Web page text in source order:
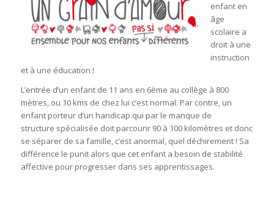
enfant en
âge
scolaire a
droit à une
instruction
et à une éducation !
L’entrée d’un enfant de 11 ans en 6ème au collège à 800
mètres, ou 10 kms de chez lui c’est normal. Par contre, un
enfant porteur d’un handicap qui par le manque de
structure spécialisée doit parcourir 90 à 100 kilomètres et donc
se séparer de sa famille, c’est anormal, quel déchirement ! Sa
différence le punit alors que cet enfant a besoin de stabilité
affective pour progresser dans ses apprentissages.